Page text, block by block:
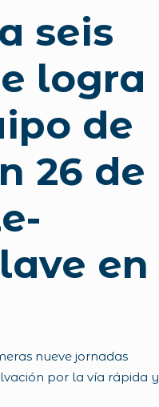
seis
logra
de
26 de
en
nueve jornadas
por la vía rápida y